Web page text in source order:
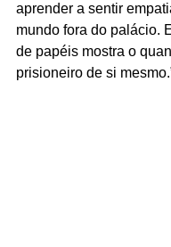
aprender a sentir
mundo fora do palácio.
de papéis mostra o
prisioneiro de si